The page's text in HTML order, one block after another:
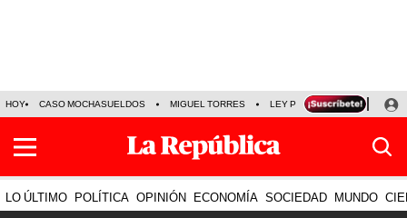
HOY CASO MOCHASUELDOS MIGUEL TORRES LEY PULPÍN PRECIO DEL
LO ÚLTIMO POLÍTICA OPINIÓN ECONOMÍA SOCIEDAD MUNDO